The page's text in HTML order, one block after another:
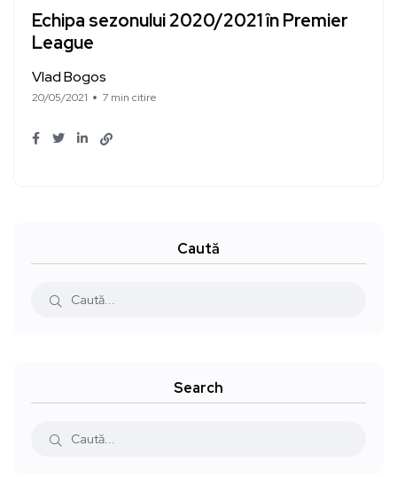
Echipa sezonului 2020/2021 în Premier
League
Vlad Bogos
20/05/2021 7 min citire
Caută
Search